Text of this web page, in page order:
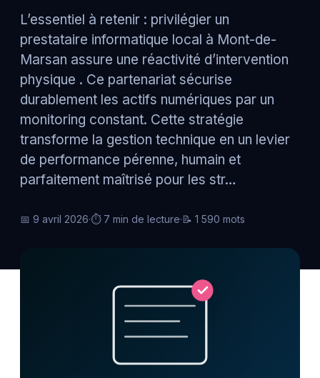
L’essentiel à retenir : privilégier un
prestataire informatique local à Mont-de-
Marsan assure une réactivité d’intervention
physique . Ce partenariat sécurise
durablement les actifs numériques par un
monitoring constant. Cette stratégie
transforme la gestion technique en un levier
de performance pérenne, humain et
parfaitement maîtrisé pour les str…
📅 9 avril 2026·⏱ 7 min de lecture·📝 1 590 mots